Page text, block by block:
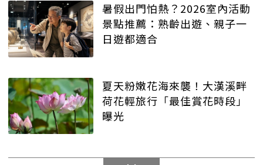
暑假出門怕熱？2026室內活動
景點推薦：熟齡出遊、親子一
日遊都適合
夏天粉嫩花海來襲！大漢溪畔
荷花輕旅行「最佳賞花時段」
曝光